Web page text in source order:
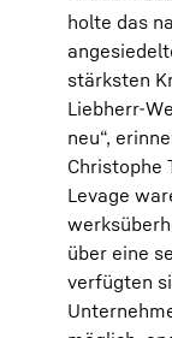
holte das
stärksten
Liebherr-
neu“,
Christophe
Levage
über eine
verfügten